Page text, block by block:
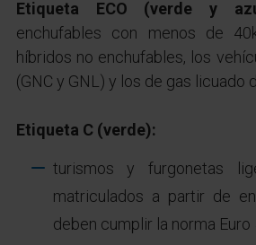
Etiqueta ECO (verde y
enchufables con menos de
híbridos no enchufables, los
(GNC y GNL) y los de gas licuado
Etiqueta C (verde):
turismos y furgonetas
matriculados a partir de
deben cumplir la norma Euro